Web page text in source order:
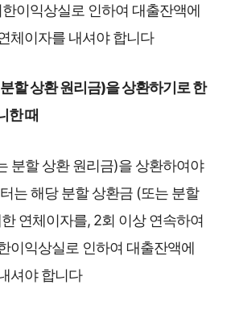
이익상실로 인하여 대출잔액에
체이자를 내셔야 합니다
할 상환 원리금)을 상환하기로 한
한 때
분할 상환 원리금)을 상환하여야
는 해당 분할 상환금 (또는 분할
연체이자를, 2회 이상 연속하여
이익상실로 인하여 대출잔액에
셔야 합니다